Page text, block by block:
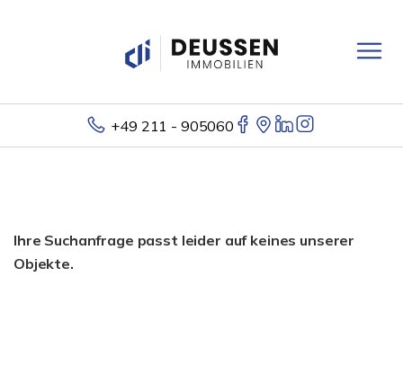
+49 211 - 905060
Ihre Suchanfrage passt leider auf keines unserer
Objekte.